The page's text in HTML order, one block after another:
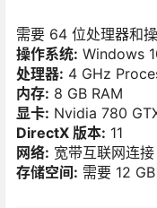
需要 64 位处理器和
操作系统: Windows
处理器: 4 GHz
内存: 8 GB RAM
显卡: Nvidia 780
DirectX 版本: 11
网络: 宽带互联网连接
存储空间: 需要 12